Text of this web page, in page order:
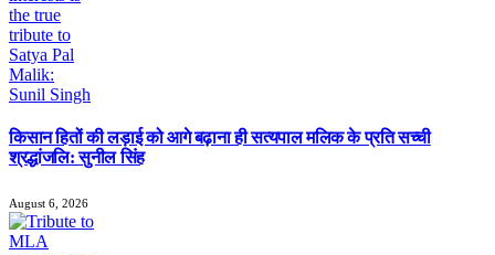
किसान हितों की लड़ाई को आगे बढ़ाना ही सत्यपाल मलिक के प्रति सच्ची
श्रद्धांजलि: सुनील सिंह
August 6, 2026